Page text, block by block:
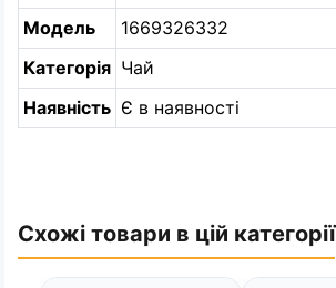
Модель
1669326332
Категорія Чай
Наявність Є в наявності
Схожі товари в цій категорії